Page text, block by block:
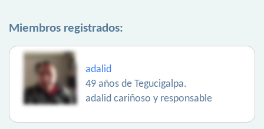
Miembros registrados:
adalid
49 años de Tegucigalpa.
adalid cariñoso y responsable